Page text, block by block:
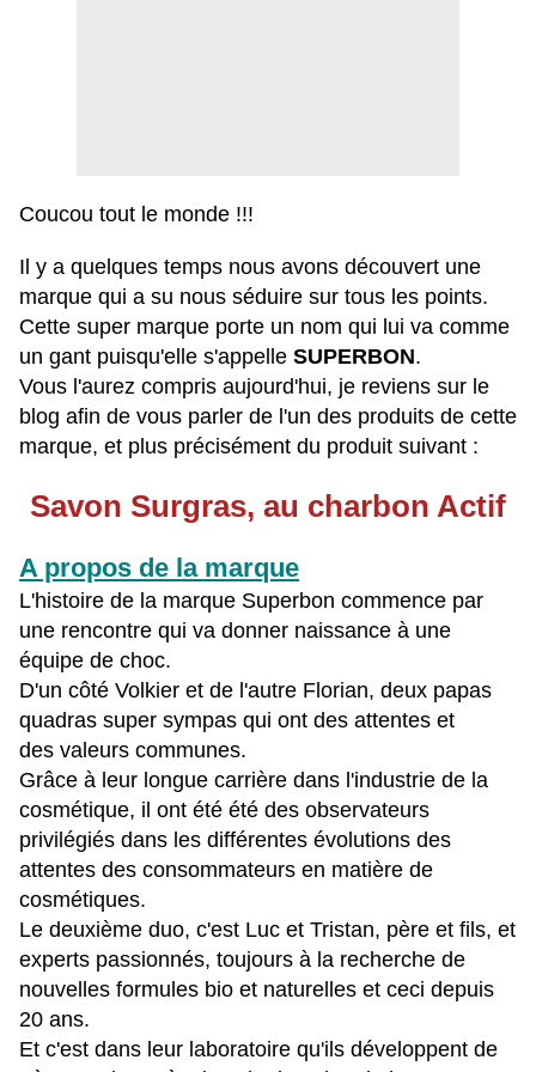
Coucou tout le monde !!!
Il y a quelques temps nous avons découvert une
marque qui a su nous séduire sur tous les points.
Cette super marque porte un nom qui lui va comme
un gant puisqu'elle s'appelle SUPERBON.
Vous l'aurez compris aujourd'hui, je reviens sur le
blog afin de vous parler de l'un des produits de cette
marque, et plus précisément du produit suivant :
Savon Surgras, au charbon Actif
A propos de la marque
L'histoire de la marque Superbon commence par
une rencontre qui va donner naissance à une
équipe de choc.
D'un côté Volkier et de l'autre Florian, deux papas
quadras super sympas qui ont des attentes et
des valeurs communes.
Grâce à leur longue carrière dans l'industrie de la
cosmétique, il ont été été des observateurs
privilégiés dans les différentes évolutions des
attentes des consommateurs en matière de
cosmétiques.
Le deuxième duo, c'est Luc et Tristan, père et fils, et
experts passionnés, toujours à la recherche de
nouvelles formules bio et naturelles et ceci depuis
20 ans.
Et c'est dans leur laboratoire qu'ils développent de